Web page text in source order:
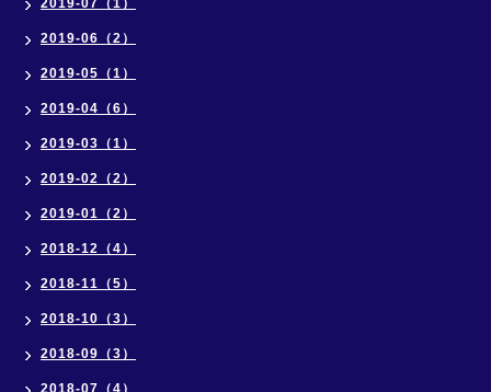
2019-07（1）
2019-06（2）
2019-05（1）
2019-04（6）
2019-03（1）
2019-02（2）
2019-01（2）
2018-12（4）
2018-11（5）
2018-10（3）
2018-09（3）
2018-07（4）